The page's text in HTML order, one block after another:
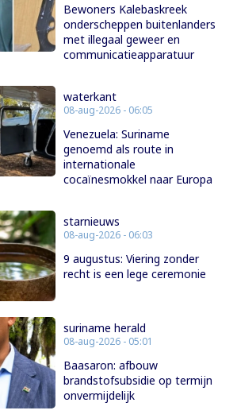
Bewoners Kalebaskreek
onderscheppen buitenlanders
met illegaal geweer en
communicatieapparatuur
waterkant
08-aug-2026 - 06:05
Venezuela: Suriname
genoemd als route in
internationale
cocaïnesmokkel naar Europa
starnieuws
08-aug-2026 - 06:03
9 augustus: Viering zonder
recht is een lege ceremonie
suriname herald
08-aug-2026 - 05:01
Baasaron: afbouw
brandstofsubsidie op termijn
onvermijdelijk